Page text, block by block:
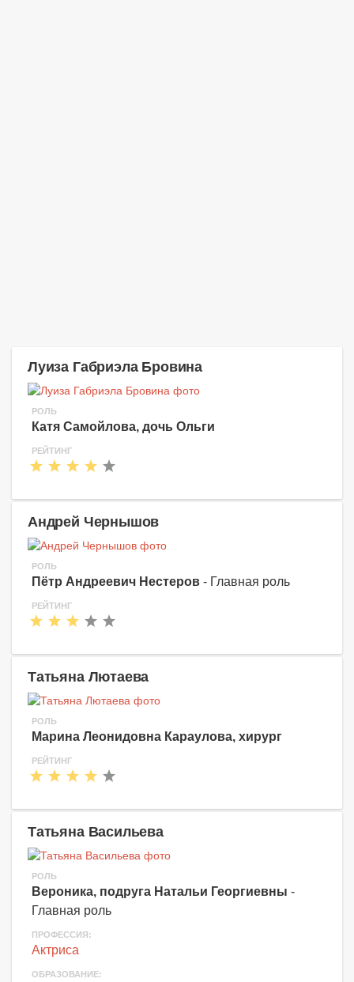
Луиза Габриэла Бровина
РОЛЬ
Катя Самойлова, дочь Ольги
РЕЙТИНГ
Андрей Чернышов
РОЛЬ
Пётр Андреевич Нестеров - Главная роль
РЕЙТИНГ
Татьяна Лютаева
РОЛЬ
Марина Леонидовна Караулова, хирург
РЕЙТИНГ
Татьяна Васильева
РОЛЬ
Вероника, подруга Натальи Георгиевны -
Главная роль
ПРОФЕССИЯ:
Актриса
ОБРАЗОВАНИЕ: